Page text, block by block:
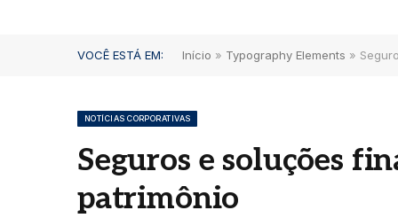
VOCÊ ESTÁ EM: Início » Typography Elements »
NOTÍCIAS CORPORATIVAS
Seguros e soluções
patrimônio